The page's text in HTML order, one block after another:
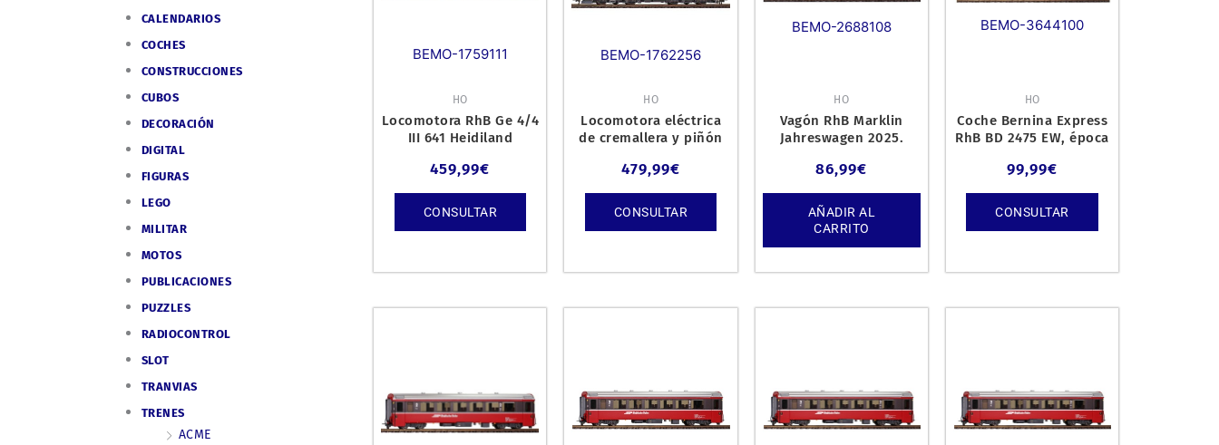
CALENDARIOS
COCHES
CONSTRUCCIONES
CUBOS
DECORACIÓN
DIGITAL
FIGURAS
LEGO
MILITAR
MOTOS
PUBLICACIONES
PUZZLES
RADIOCONTROL
SLOT
TRANVIAS
TRENES
ACME
BEMO-1759111
HO
Locomotora RhB Ge 4/4
III 641 Heidiland
459,99€
CONSULTAR
BEMO-1762256
HO
Locomotora eléctrica
de cremallera y piñón
Glacier
479,99€
CONSULTAR
BEMO-2688108
HO
Vagón RhB Marklin
Jahreswagen 2025.
86,99€
AÑADIR AL
CARRITO
BEMO-3644100
HO
Coche Bernina Express
RhB BD 2475 EW, época
99,99€
CONSULTAR